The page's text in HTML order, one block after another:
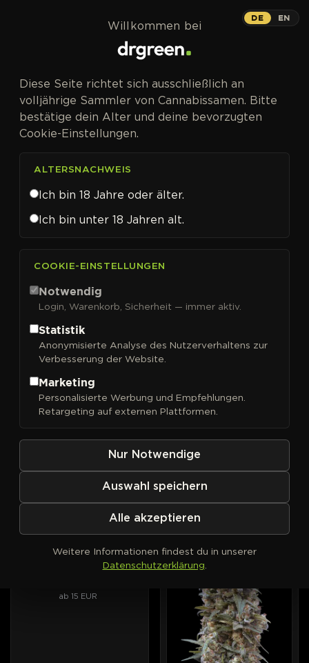
00 Seeds
Sortieren nach
00 Seeds
00 Cheese Auto
gereiftem Käse, im
Automatic-Format.
00 Seeds
00 Cheese
anhaltende Entspannung.
ab 15 EUR
00 Kush Auto
Seeds, jetzt selbstblühend.
ab 15 EUR
DE EN
Willkommen bei
Diese Seite richtet sich ausschließlich an
volljährige Sammler von Cannabissamen. Bitte
bestätige dein Alter und deine bevorzugten
Cookie-Einstellungen.
ALTERSNACHWEIS
Ich bin 18 Jahre oder älter.
Ich bin unter 18 Jahren alt.
COOKIE-EINSTELLUNGEN
Notwendig
Login, Warenkorb, Sicherheit — immer aktiv.
Statistik
Anonymisierte Analyse des Nutzerverhaltens zur
Verbesserung der Website.
Marketing
Personalisierte Werbung und Empfehlungen.
Retargeting auf externen Plattformen.
Nur Notwendige
Auswahl speichern
Alle akzeptieren
Weitere Informationen findest du in unserer
Datenschutzerklärung